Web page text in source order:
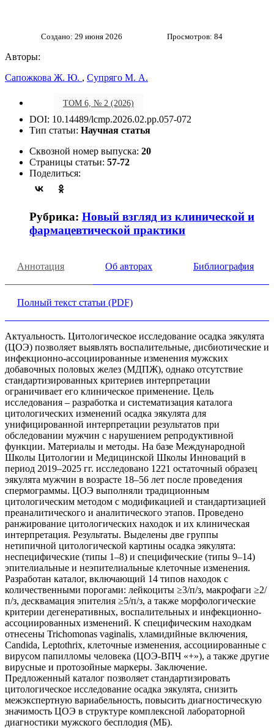
Создано: 29 июня 2026 Просмотров: 84
Авторы:
Сапожкова Ж. Ю. , Супряго М. А.
ТОМ 6, № 2 (2026)
DOI: 10.14489/lcmp.2026.02.pp.057-072
Тип статьи: Научная статья
Сквозной номер выпуска: 20
Страницы статьи: 57-72
Поделиться:
Рубрика: Новый взгляд из клинической и
фармацевтической практики
Аннотация Об авторах Библиография
Полный текст статьи (PDF)
Актуальность. Цитологическое исследование осадка эякулята
(ЦОЭ) позволяет выявлять воспалительные, дисбиотические и
инфекционно-ассоциированные изменения мужских
добавочных половых желез (МДПЖ), однако отсутствие
стандартизированных критериев интерпретации
ограничивает его клиническое применение. Цель
исследования – разработка и систематизация каталога
цитологических изменений осадка эякулята для
унифицированной интерпретации результатов при
обследовании мужчин с нарушением репродуктивной
функции. Материалы и методы. На базе Международной
Школы Цитологии и Медицинской Школы Инноваций в
период 2019–2025 гг. исследовано 1221 остаточный образец
эякулята мужчин в возрасте 18–56 лет после проведения
спермограммы. ЦОЭ выполняли традиционным
цитологическим методом с модификацией и стандартизацией
преаналитического и аналитического этапов. Проведено
ранжирование цитологических находок и их клиническая
интерпретация. Результаты. Выделены две группы
нетипичной цитологической картины осадка эякулята:
неспецифические (типы 1–8) и специфические (типы 9–14)
эпителиальные и неэпителиальные клеточные изменения.
Разработан каталог, включающий 14 типов находок с
количественными порогами: лейкоциты ≥3/п/з, макрофаги ≥2/
п/з, десквамация эпителия ≥5/п/з, а также морфологические
критерии дегенеративных, воспалительных и инфекционно-
ассоциированных изменений. К специфическим находкам
отнесены Trichomonas vaginalis, хламидийные включения,
Candida, Leptothrix, клеточные изменения, ассоциированные с
вирусом папилломы человека (ЦОЭ-ВПЧ «+»), а также другие
вирусные и протозойные маркеры. Заключение.
Предложенный каталог позволяет стандартизировать
цитологическое исследование осадка эякулята, снизить
межэкспертную вариабельность, повысить диагностическую
значимость ЦОЭ в структуре комплексной лабораторной
диагностики мужского бесплодия (МБ).